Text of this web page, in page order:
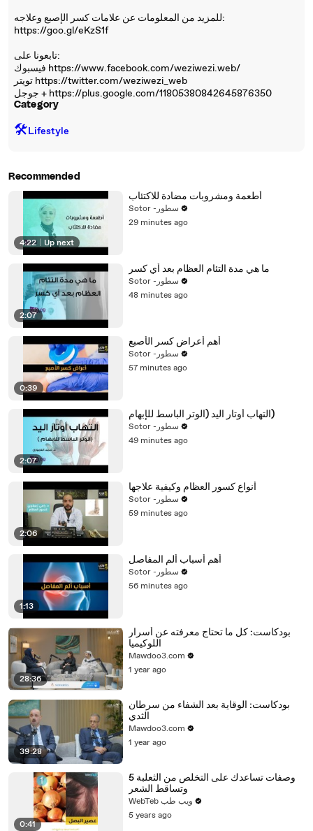
للمزيد من المعلومات عن علامات كسر الإصبع وعلاجه:
https://goo.gl/eKzS1f
تابعونا على:
فيسبوك https://www.facebook.com/weziwezi.web/
تويتر https://twitter.com/weziwezi_web
جوجل + https://plus.google.com/11805380842645876350
Category
🛠️Lifestyle
Recommended
4:22 Up next
أطعمة ومشروبات مضادة للاكتئاب
Sotor -سطور
29 minutes ago
2:07
ما هي مدة التئام العظام بعد أي كسر
Sotor -سطور
48 minutes ago
0:39
أهم أعراض كسر الأصبع
Sotor -سطور
57 minutes ago
2:07
التهاب أوتار اليد (الوتر الباسط للإبهام)
Sotor -سطور
49 minutes ago
2:06
أنواع كسور العظام وكيفية علاجها
Sotor -سطور
59 minutes ago
1:13
أهم أسباب ألم المفاصل
Sotor -سطور
56 minutes ago
28:36
بودكاست: كل ما تحتاج معرفته عن أسرار
اللوكيميا
Mawdoo3.com
1 year ago
39:28
بودكاست: الوقاية بعد الشفاء من سرطان
الثدي
Mawdoo3.com
1 year ago
0:41
5 وصفات تساعدك على التخلص من الثعلبة
وتساقط الشعر
WebTeb ويب طب
5 years ago